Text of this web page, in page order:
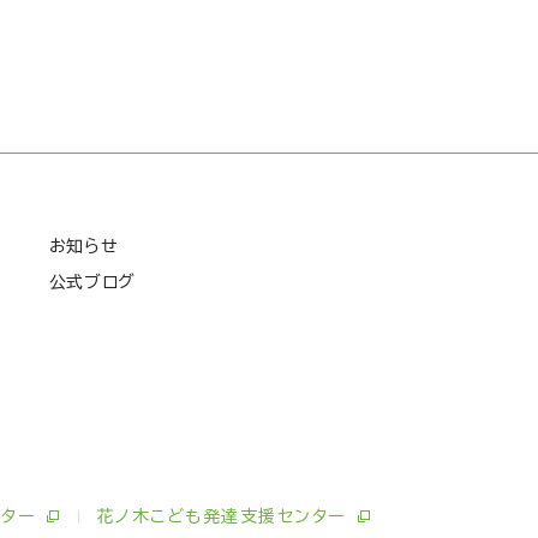
お知らせ
公式ブログ
ー 花ノ木こども発達支援センター